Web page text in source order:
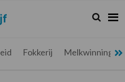
Zoeken...
Zoek
Fokkerij Melkwinning